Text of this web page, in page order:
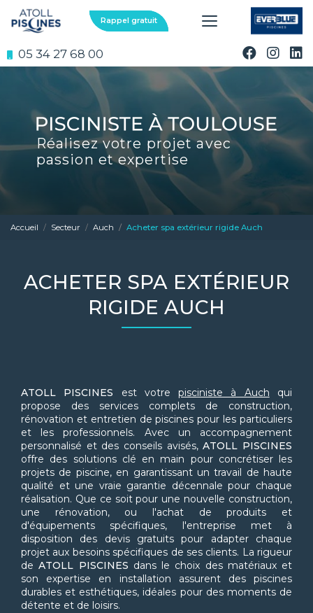
au
contenu
05 34 27 68 00
Rappel gratuit
Réalisez votre projet avec
passion et expertise
Accueil Secteur Auch Acheter spa extérieur rigide Auch
ACHETER SPA EXTÉRIEUR
RIGIDE AUCH
ATOLL PISCINES est votrepisciniste à Auch qui
propose des services complets de construction,
rénovation et entretien de piscines pour les particuliers
et les professionnels. Avec un accompagnement
personnalisé et des conseils avisés,ATOLL PISCINES
offre des solutions clé en main pour concrétiser les
projets de piscine, en garantissant un travail de haute
qualité et une vraie garantie décennale pour chaque
réalisation. Que ce soit pour une nouvelle construction,
une rénovation, ou l'achat de produits et
d'équipements spécifiques, l'entreprise met à
disposition des devis gratuits pour adapter chaque
projet aux besoins spécifiques de ses clients. La rigueur
deATOLL PISCINES dans le choix des matériaux et
son expertise en installation assurent des piscines
durables et esthétiques, idéales pour des moments de
détente et de loisirs.